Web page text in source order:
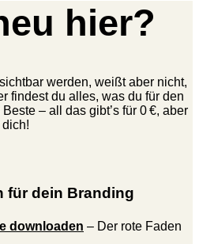
hier?
werden, weißt aber nicht,
findest du alles, was du für den
– all das gibt’s für 0 €, aber
für dein Branding
downloaden – Der rote Faden